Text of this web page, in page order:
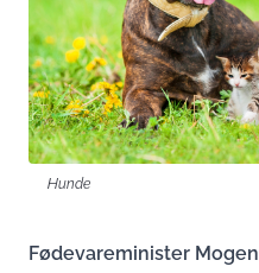
Hunde
Fødevareminister